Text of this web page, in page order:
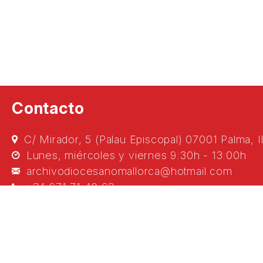
Contacto
C/ Mirador, 5 (Palau Episcopal) 07001 Palma,
Lunes, miércoles y viernes 9:30h - 13:00h
archivodiocesanomallorca@hotmail.com
+34 971 71 40 63